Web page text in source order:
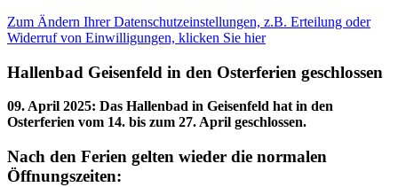
Zum Ändern Ihrer Datenschutzeinstellungen, z.B. Erteilung oder
Widerruf von Einwilligungen, klicken Sie hier
Hallenbad Geisenfeld in den Osterferien geschlossen
09. April 2025: Das Hallenbad in Geisenfeld hat in den
Osterferien vom 14. bis zum 27. April geschlossen.
Nach den Ferien gelten wieder die normalen
Öffnungszeiten: